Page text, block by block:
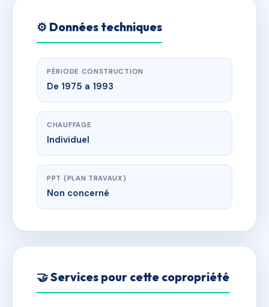
⚙️ Données techniques
PÉRIODE CONSTRUCTION
De 1975 a 1993
CHAUFFAGE
Individuel
PPT (PLAN TRAVAUX)
Non concerné
🤝 Services pour cette copropriété